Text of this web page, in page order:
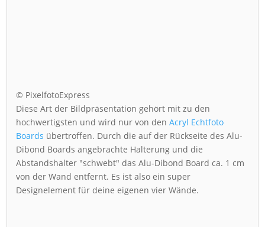
© PixelfotoExpress
Diese Art der Bildpräsentation gehört mit zu den
hochwertigsten und wird nur von denAcryl Echtfoto
Boards übertroffen. Durch die auf der Rückseite des Alu-
Dibond Boards angebrachte Halterung und die
Abstandshalter "schwebt" das Alu-Dibond Board ca. 1 cm
von der Wand entfernt. Es ist also ein super
Designelement für deine eigenen vier Wände.